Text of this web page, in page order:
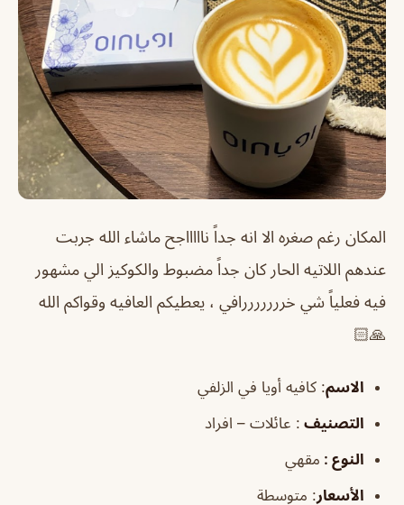
المكان رغم صغره الا انه جداً ناااااجح ماشاء الله جربت
عندهم اللاتيه الحار كان جداً مضبوط والكوكيز الي مشهور
فيه فعلياً شي خرررررررافي ، يعطيكم العافيه وقواكم الله
🙏🏻
الاسم: كافيه أويا في الزلفي
التصنيف : عائلات – افراد
النوع : مقهي
الأسعار: متوسطة